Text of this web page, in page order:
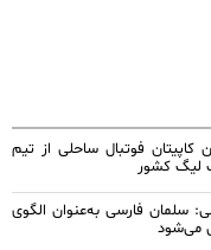
کاپیتان فوتبال ساحلی از تیم
لیگ کشور
سلمان فارسی به‌عنوان الگوی
می‌شود